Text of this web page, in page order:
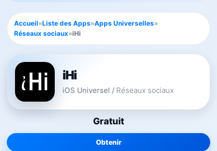
Accueil»Liste des Apps»Apps Universelles»
Réseaux sociaux»iHi
iHi
iOS Universel / Réseaux sociaux
Gratuit
Obtenir